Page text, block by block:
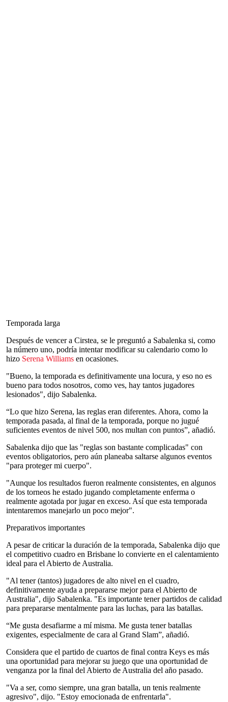
Temporada larga
Después de vencer a Cirstea, se le preguntó a Sabalenka si, como
la número uno, podría intentar modificar su calendario como lo
hizo Serena Williams en ocasiones.
"Bueno, la temporada es definitivamente una locura, y eso no es
bueno para todos nosotros, como ves, hay tantos jugadores
lesionados", dijo Sabalenka.
“Lo que hizo Serena, las reglas eran diferentes. Ahora, como la
temporada pasada, al final de la temporada, porque no jugué
suficientes eventos de nivel 500, nos multan con puntos”, añadió.
Sabalenka dijo que las "reglas son bastante complicadas" con
eventos obligatorios, pero aún planeaba saltarse algunos eventos
"para proteger mi cuerpo".
"Aunque los resultados fueron realmente consistentes, en algunos
de los torneos he estado jugando completamente enferma o
realmente agotada por jugar en exceso. Así que esta temporada
intentaremos manejarlo un poco mejor".
Preparativos importantes
A pesar de criticar la duración de la temporada, Sabalenka dijo que
el competitivo cuadro en Brisbane lo convierte en el calentamiento
ideal para el Abierto de Australia.
"Al tener (tantos) jugadores de alto nivel en el cuadro,
definitivamente ayuda a prepararse mejor para el Abierto de
Australia", dijo Sabalenka. "Es importante tener partidos de calidad
para prepararse mentalmente para las luchas, para las batallas.
“Me gusta desafiarme a mí misma. Me gusta tener batallas
exigentes, especialmente de cara al Grand Slam”, añadió.
Considera que el partido de cuartos de final contra Keys es más
una oportunidad para mejorar su juego que una oportunidad de
venganza por la final del Abierto de Australia del año pasado.
"Va a ser, como siempre, una gran batalla, un tenis realmente
agresivo", dijo. "Estoy emocionada de enfrentarla".